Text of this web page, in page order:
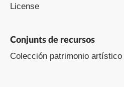
License
Conjunts de recursos
Colección patrimonio artístico